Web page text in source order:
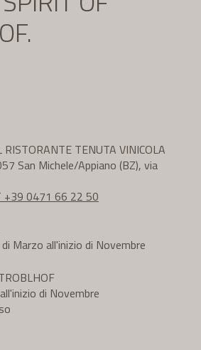
TENUTA VINICOLA
San Michele/Appiano (BZ), via
+39 0471 66 22 50
Marzo all'inizio di Novembre
di Novembre